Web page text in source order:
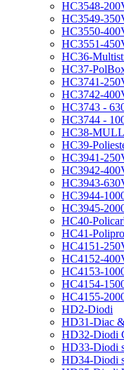
HC3548-
HC3549-
HC3550-
HC3551-
HC36-
HC37-
HC3741-
HC3742-
HC3743 -
HC3744 -
HC38-
HC39-
HC3941-
HC3942-
HC3943-
HC3944-
HC3945-
HC40-
HC41-
HC4151-
HC4152-
HC4153-
HC4154-
HC4155-
HD2-Diodi
HD31-Diac
HD32-Diodi
HD33-Diodi
HD34-Diodi